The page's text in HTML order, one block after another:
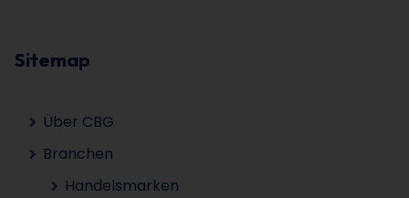
Sitemap
Über CBG
Branchen
Handelsmarken